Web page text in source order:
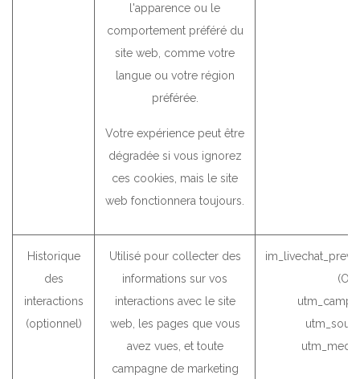
l'apparence ou le
comportement préféré du
site web, comme votre
langue ou votre région
préférée.
Votre expérience peut être
dégradée si vous ignorez
ces cookies, mais le site
web fonctionnera toujours.
Historique
des
interactions
(optionnel)
Utilisé pour collecter des
informations sur vos
interactions avec le site
web, les pages que vous
avez vues, et toute
campagne de marketing